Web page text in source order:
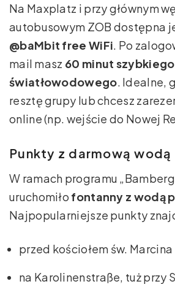
Na Maxplatz i przy głównym
autobusowym ZOB dostępna
@baMbit free WiFi. Po
mail masz 60 minut
światłowodowego. Idealne,
resztę grupy lub chcesz
online (np. wejście do Nowej
Punkty z darmową
W ramach programu
uruchomiło fontanny z wodą
Najpopularniejsze punkty
przed kościołem św.
na Karolinenstraße, tuż przy